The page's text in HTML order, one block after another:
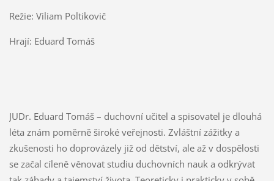
Režie: Viliam Poltikovič
Hrají: Eduard Tomáš
JUDr. Eduard Tomáš – duchovní učitel a spisovatel je dlouhá
léta znám poměrně široké veřejnosti. Zvláštní zážitky a
zkušenosti ho doprovázely již od dětství, ale až v dospělosti
se začal cíleně věnovat studiu duchovních nauk a odkrývat